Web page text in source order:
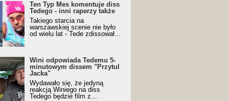
Ten Typ Mes komentuje diss
Tedego - inni raperzy także
Takiego starcia na
warszawskiej scenie nie było
od wielu lat - Tede zdissował...
Wini odpowiada Tedemu 5-
minutowym dissem "Przytul
Jacka"
Wydawało się, że jedyną
reakcją Winiego na diss
Tedego będzie film z...